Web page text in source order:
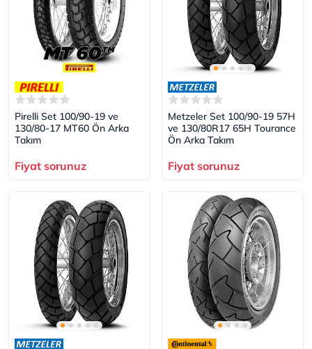
Pirelli Set 100/90-19 ve
130/80-17 MT60 Ön Arka
Takım
Fiyat sorunuz
Metzeler Set 100/90-19 57H
ve 130/80R17 65H Tourance
Ön Arka Takım
Fiyat sorunuz